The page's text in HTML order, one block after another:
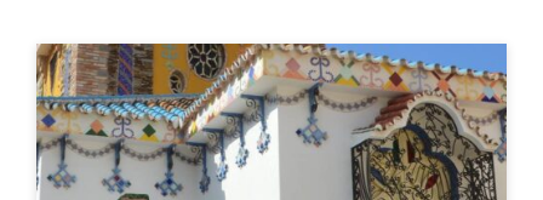
Conoce el territorio SIPAM
Planifica tu viaje
Málaga
en
la
Axarquía
como